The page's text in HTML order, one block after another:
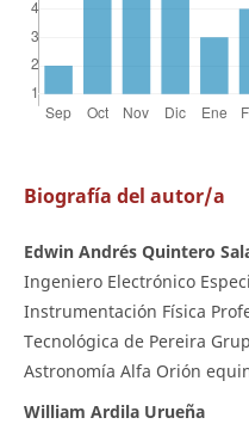
Biografía del autor/a
Edwin Andrés Quintero
Ingeniero Electrónico
Instrumentación Física
Tecnológica de Pereira
Astronomía Alfa Orión
William Ardila Urueña